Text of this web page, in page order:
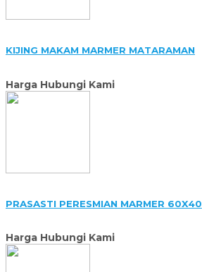
KIJING MAKAM MARMER MATARAMAN
Harga Hubungi Kami
PRASASTI PERESMIAN MARMER 60X40
Harga Hubungi Kami